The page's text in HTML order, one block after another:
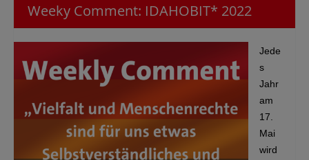
Weeky Comment: IDAHOBIT* 2022
Jede
s
Jahr
am
17.
Mai
wird